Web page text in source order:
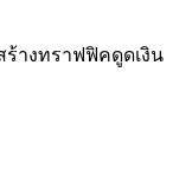
ร้างทราฟฟิคดูดเงิน